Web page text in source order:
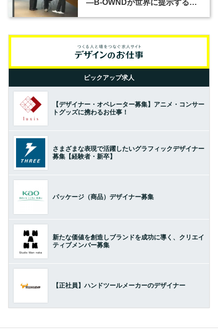
―B-OWNDが世界に提示する美
ピックアップ求人
【デザイナー・オペレーター募集】アニメ・コンサー
トグッズに携わるお仕事！
さまざまな表現で活躍したいグラフィックデザイナー
募集【経験者・新卒】
パッケージ（商品）デザイナー募集
新たな価値を創造しブランドを成功に導く、クリエイ
ティブメンバー募集
【正社員】ハンドツールメーカーのデザイナー